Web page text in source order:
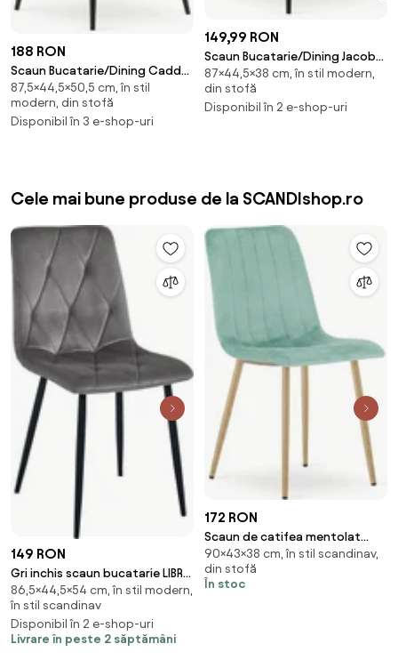
188 RON
Scaun Bucatarie/Dining Caddo
Catifea Negru
87,5×44,5×50,5 cm, în stil
modern, din stofă
Disponibil în 3 e-shop-uri
149,99 RON
Scaun Bucatarie/Dining Jacob
Catifea Gri Deschis
87×44,5×38 cm, în stil modern,
din stofă
Disponibil în 2 e-shop-uri
Cele mai bune produse de la SCANDIshop.ro
149 RON
Gri inchis scaun bucatarie LIBRA
din catifea cu picioare negre
86,5×44,5×54 cm, în stil modern,
în stil scandinav
Disponibil în 2 e-shop-uri
Livrare în peste 2 săptămâni
172 RON
Scaun de catifea mentolat
LAVA AQUA MINT
90×43×38 cm, în stil scandinav,
din stofă
În stoc